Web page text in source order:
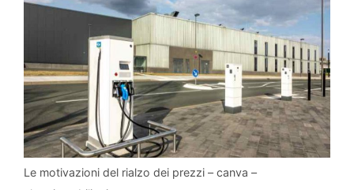
Le motivazioni del rialzo dei prezzi – canva –